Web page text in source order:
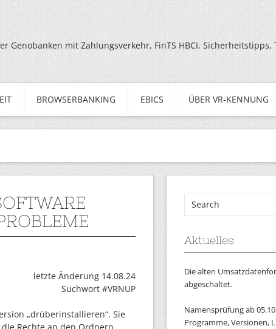
mit Zahlungsverkehr, FinTS HBCI, Sicherheitstipps,
BROWSERBANKING EBICS ÜBER VR-KENNUNG
letzte Änderung 14.08.24
Suchwort #VRNUP
„drüberinstallieren“. Sie
Aktuelles
Die alten
abgeschaltet.
Namensprüfung ab
Programme, Versionen,